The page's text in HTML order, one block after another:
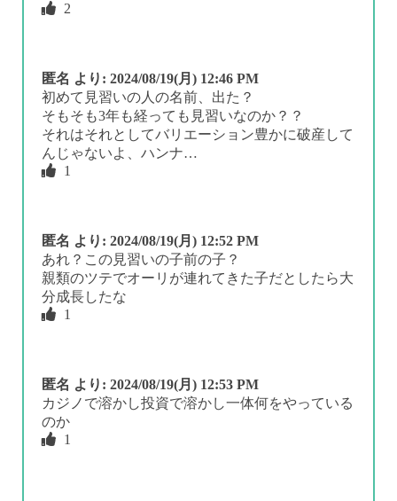
2
匿名 より: 2024/08/19(月) 12:46 PM
初めて見習いの人の名前、出た？
そもそも3年も経っても見習いなのか？？
それはそれとしてバリエーション豊かに破産して
んじゃないよ、ハンナ…
1
匿名 より: 2024/08/19(月) 12:52 PM
あれ？この見習いの子前の子？
親類のツテでオーリが連れてきた子だとしたら大
分成長したな
1
匿名 より: 2024/08/19(月) 12:53 PM
カジノで溶かし投資で溶かし一体何をやっている
のか
1